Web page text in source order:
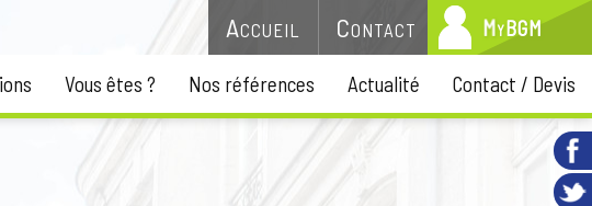
Accueil Contact MyBGM
Vous êtes ? Nos références Actualité Contact / Devis